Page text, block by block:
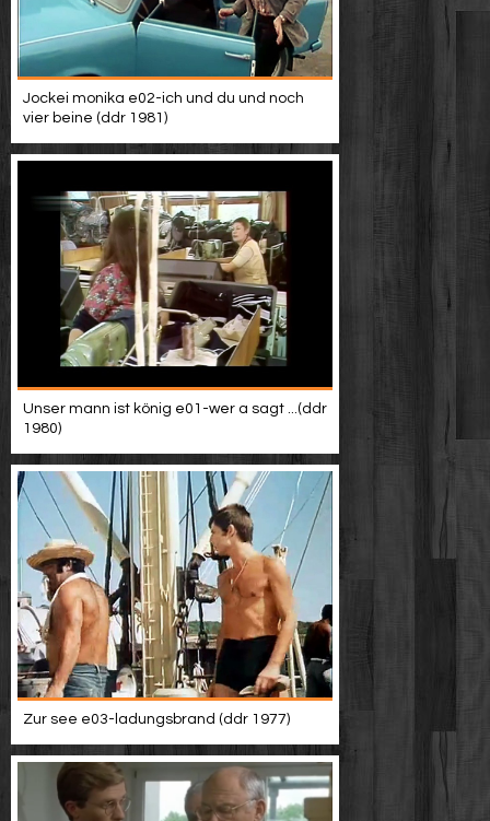
Jockei monika e02-ich und du und noch
vier beine (ddr 1981)
Unser mann ist könig e01-wer a sagt ...(ddr
1980)
Zur see e03-ladungsbrand (ddr 1977)